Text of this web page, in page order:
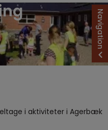
i aktiviteter i Agerbæk
Navigation